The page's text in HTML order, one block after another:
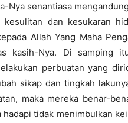
Nya senantiasa
kesulitan dan kesukaran
Allah Yang Maha
kasih-Nya. Di samping
perbuatan yang
sikap dan tingkah
maka mereka benar-
tidak menimbulkan